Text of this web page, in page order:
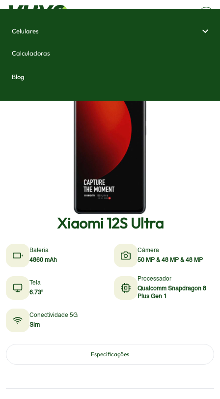
Celulares
Calculadoras
Blog
Xiaomi 12S Ultra
Bateria
4860 mAh
Câmera
50 MP & 48 MP & 48 MP
Tela
6.73"
Processador
Qualcomm Snapdragon 8
Plus Gen 1
Conectividade 5G
Sim
Especificações